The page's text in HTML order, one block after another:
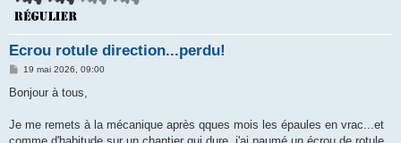
Ecrou rotule direction...perdu!
M
s
g
19 mai 2026, 09:00
Bonjour à tous,
Je me remets à la mécanique après qques mois les épaules en vrac...et